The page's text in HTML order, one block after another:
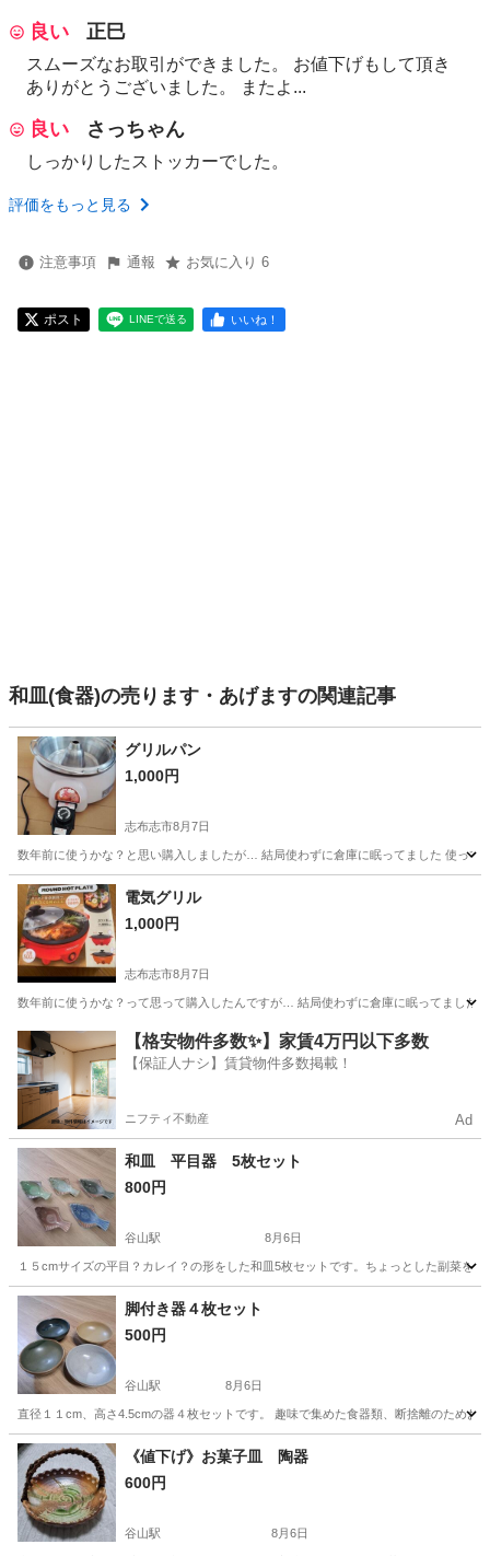
良い 正巳
スムーズなお取引ができました。 お値下げもして頂き
ありがとうございました。 またよ...
良い さっちゃん
しっかりしたストッカーでした。
評価をもっと見る
注意事項 通報 お気に入り 6
ポスト LINEで送る いいね！
和皿(食器)の売ります・あげますの関連記事
グリルパン
1,000円
志布志市8月7日
数年前に使うかな？と思い購入しましたが… 結局使わずに倉庫に眠ってました 使って
鹿児島 志布志市 調理器具
電気グリル
1,000円
志布志市8月7日
数年前に使うかな？って思って購入したんですが… 結局使わずに倉庫に眠ってました
鹿児島 志布志市 調理器具
【格安物件多数✨】家賃4万円以下多数
【保証人ナシ】賃貸物件多数掲載！
ニフティ不動産 Ad
和皿 平目器 5枚セット
800円
谷山駅 8月6日
１５cmサイズの平目？カレイ？の形をした和皿5枚セットです。ちょっとした副菜を
鹿児島 鹿児島市 谷山駅
脚付き器４枚セット
500円
谷山駅 8月6日
直径１１cm、高さ4.5cmの器４枚セットです。 趣味で集めた食器類、断捨離のためお
鹿児島 鹿児島市 谷山駅 食器 セット
《値下げ》お菓子皿 陶器
600円
谷山駅 8月6日